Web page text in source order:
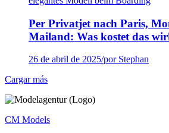
Per Privatjet nach Paris,
Mailand: Was kostet das
26 de abril de 2025/por Stephan
Cargar más
CM Models